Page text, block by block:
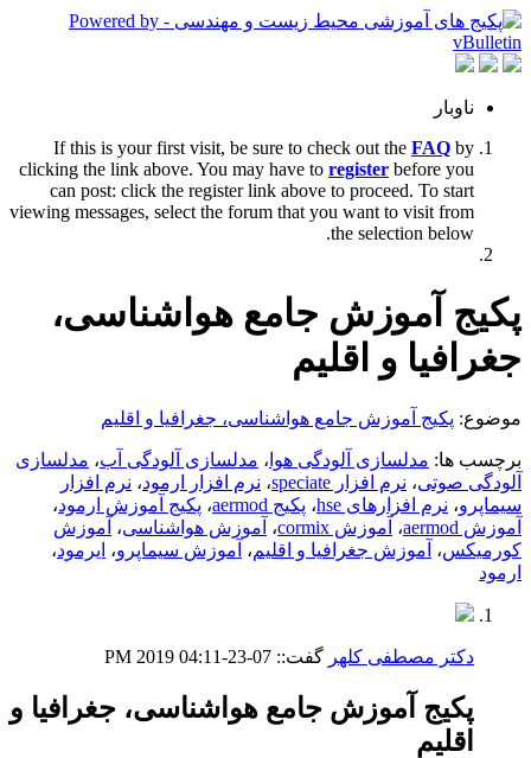
ناوبار
If this is your first visit, be sure to check out the FAQ by
clicking the link above. You may have to register before you
can post: click the register link above to proceed. To start
viewing messages, select the forum that you want to visit from
the selection below.
پکیج آموزش جامع هواشناسی،
جغرافیا و اقلیم
موضوع: پکیج آموزش جامع هواشناسی، جغرافیا و اقلیم
برچسب ها: مدلسازی آلودگی هوا ، مدلسازی آلودگی آب، مدلسازی
آلودگی صوتی، نرم افزار speciate ، نرم افزار ارمود، نرم افزار
سیماپرو، نرم افزارهای hse ، پکیج aermod ، پکیج آموزش ارمود،
آموزش aermod
، آموزش cormix ، آموزش هواشناسی، آموزش
کورمیکس، آموزش جغرافیا و اقلیم، آموزش سیماپرو، ایرمود،
ارمود
دکتر مصطفی کلهر گفت:: 07-23-2019
04:11 PM
پکیج آموزش جامع هواشناسی، جغرافیا و
اقلیم